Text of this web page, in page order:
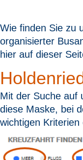
Wie finden Sie zu
organisierter
hier auf dieser
Mit der Suche auf
diese Maske, bei
wichtigen Kriterien